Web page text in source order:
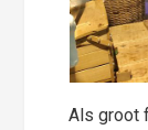
Als groot